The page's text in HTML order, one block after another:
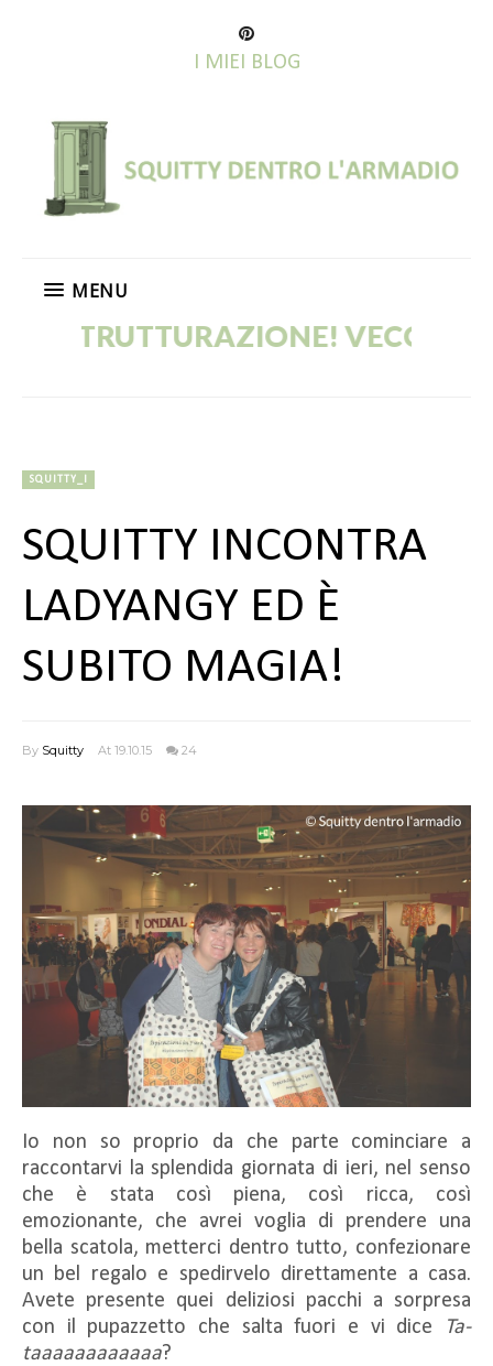
I MIEI BLOG
MENU
VECCHI POST IN
SQUITTY_I
SQUITTY INCONTRA
LADYANGY ED È
SUBITO MAGIA!
By Squitty At 19.10.15 24
Io non so proprio da che parte cominciare a
raccontarvi la splendida giornata di ieri, nel senso
che è stata così piena, così ricca, così
emozionante, che avrei voglia di prendere una
bella scatola, metterci dentro tutto, confezionare
un bel regalo e spedirvelo direttamente a casa.
Avete presente quei deliziosi pacchi a sorpresa
con il pupazzetto che salta fuori e vi dice
Ta-
taaaaaaaaaaaa?